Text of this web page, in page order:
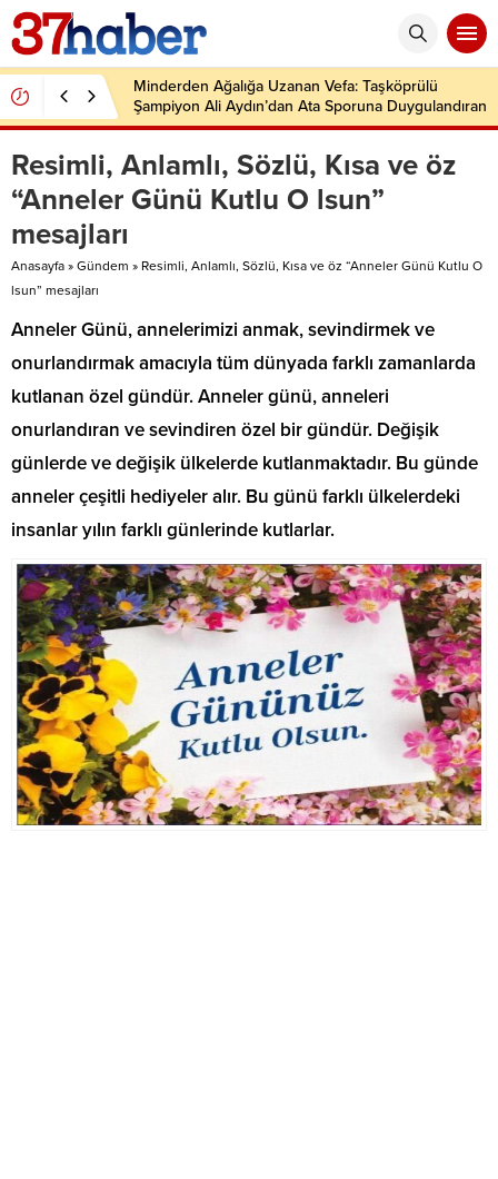
Minderden Ağalığa Uzanan Vefa: Taşköprülü
Şampiyon Ali Aydın’dan Ata Sporuna Duygulandıran
Dönüş
Resimli, Anlamlı, Sözlü, Kısa ve öz
“Anneler Günü Kutlu O lsun”
mesajları
Anasayfa » Gündem » Resimli, Anlamlı, Sözlü, Kısa ve öz “Anneler Günü Kutlu O
lsun” mesajları
Anneler Günü, annelerimizi anmak, sevindirmek ve
onurlandırmak amacıyla tüm dünyada farklı zamanlarda
kutlanan özel gündür. Anneler günü, anneleri
onurlandıran ve sevindiren özel bir gündür. Değişik
günlerde ve değişik ülkelerde kutlanmaktadır. Bu günde
anneler çeşitli hediyeler alır. Bu günü farklı ülkelerdeki
insanlar yılın farklı günlerinde kutlarlar.